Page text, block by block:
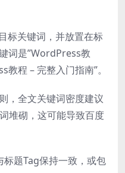
标关键词，并放置在标
词是”WordPress教
程 – 完整入门指南”。
，全文关键词密度建议
堆砌，这可能导致百度
题Tag保持一致，或包